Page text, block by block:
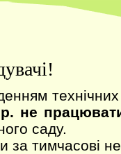
не
саду.
тимчасові